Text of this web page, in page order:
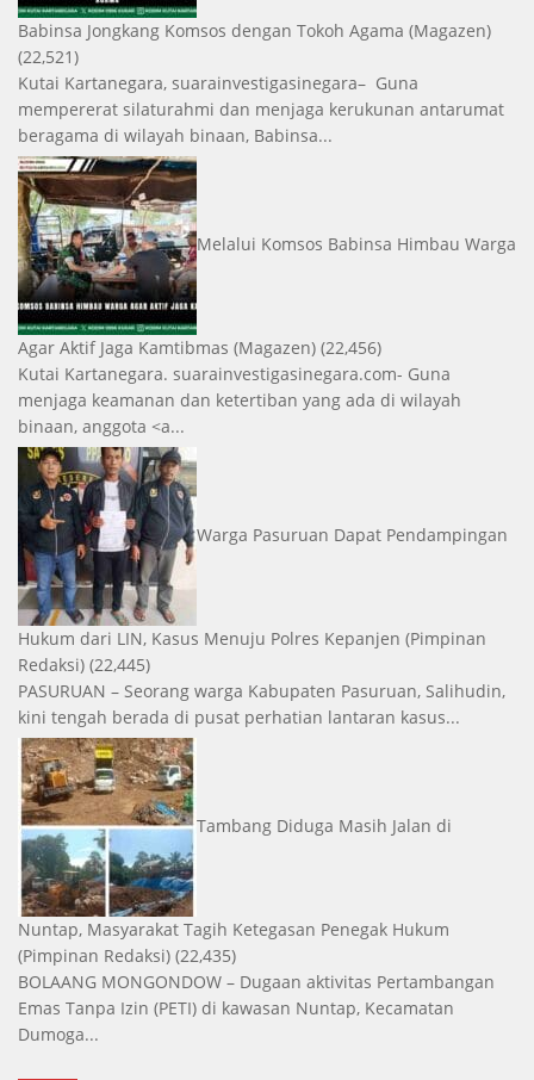
Babinsa Jongkang Komsos dengan Tokoh Agama (Magazen)
(22,521)
Kutai Kartanegara, suarainvestigasinegara– Guna
mempererat silaturahmi dan menjaga kerukunan antarumat
beragama di wilayah binaan, Babinsa...
Melalui Komsos Babinsa Himbau Warga
Agar Aktif Jaga Kamtibmas (Magazen) (22,456)
Kutai Kartanegara. suarainvestigasinegara.com- Guna
menjaga keamanan dan ketertiban yang ada di wilayah
binaan, anggota <a...
Warga Pasuruan Dapat Pendampingan
Hukum dari LIN, Kasus Menuju Polres Kepanjen (Pimpinan
Redaksi) (22,445)
PASURUAN – Seorang warga Kabupaten Pasuruan, Salihudin,
kini tengah berada di pusat perhatian lantaran kasus...
Tambang Diduga Masih Jalan di
Nuntap, Masyarakat Tagih Ketegasan Penegak Hukum
(Pimpinan Redaksi) (22,435)
BOLAANG MONGONDOW – Dugaan aktivitas Pertambangan
Emas Tanpa Izin (PETI) di kawasan Nuntap, Kecamatan
Dumoga...